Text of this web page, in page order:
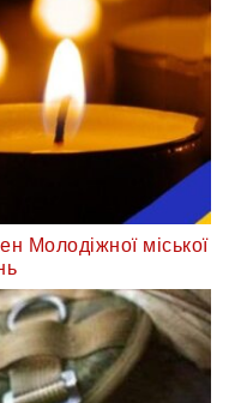
Молодіжної міської